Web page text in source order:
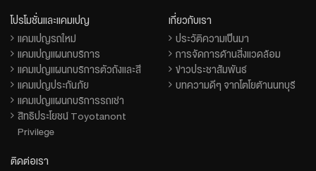
โปรโมชั่นและแคมเปญ
แคมเปญรถใหม่
แคมเปญแผนกบริการ
แคมเปญแผนกบริการตัวถังและสี
แคมเปญประกันภัย
แคมเปญแผนกบริการรถเช่า
สิทธิประโยชน์ Toyotanont
Privilege
เกี่ยวกับเรา
ประวัติความเป็นมา
การจัดการด้านสิ่งแวดล้อม
ข่าวประชาสัมพันธ์
บทความดีๆ จากโตโยต้านนทบุรี
ติดต่อเรา